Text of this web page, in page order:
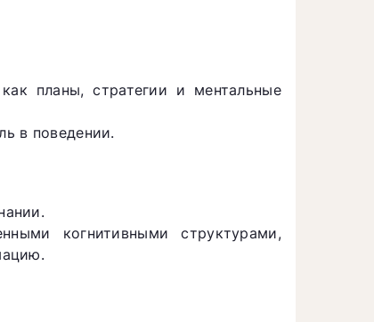
планы, стратегии и ментальные
в поведении.
когнитивными структурами,